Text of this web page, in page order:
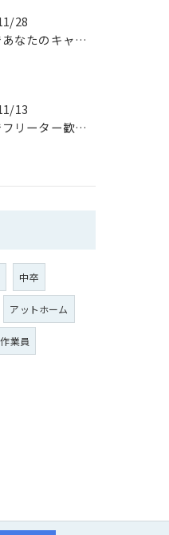
28
沼津市であなたのキャリアを築く！土木業界の最新求人情報をチェック
13
沼津市でフリーター歓迎！理想の土木求人を見つけるための究極ガイド
中卒
アットホーム
業員